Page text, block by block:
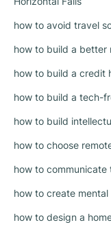
how to avoid travel
how to build a better
how to build a credit
how to build a tech-
how to build
how to choose
how to
how to create
how to design a